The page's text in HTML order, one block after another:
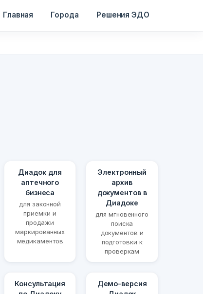
Главная Города Решения ЭДО
Диадок для
аптечного
бизнеса
для законной
приемки и
продажи
маркированных
медикаментов
Электронный
архив
документов в
Диадоке
для мгновенного
поиска
документов и
подготовки к
проверкам
Консультация
Демо-версия